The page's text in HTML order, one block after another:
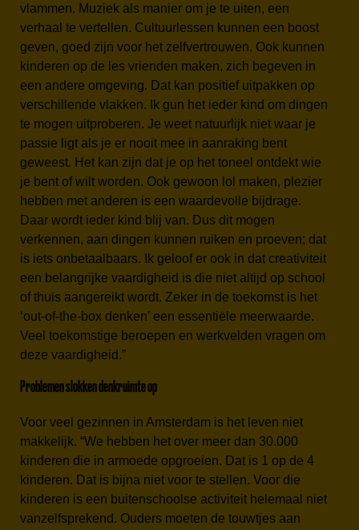
vlammen. Muziek als manier om je te uiten, een
verhaal te vertellen. Cultuurlessen kunnen een boost
geven, goed zijn voor het zelfvertrouwen. Ook kunnen
kinderen op de les vrienden maken, zich begeven in
een andere omgeving. Dat kan positief uitpakken op
verschillende vlakken. Ik gun het ieder kind om dingen
te mogen uitproberen. Je weet natuurlijk niet waar je
passie ligt als je er nooit mee in aanraking bent
geweest. Het kan zijn dat je op het toneel ontdekt wie
je bent of wilt worden. Ook gewoon lol maken, plezier
hebben met anderen is een waardevolle bijdrage.
Daar wordt ieder kind blij van. Dus dit mogen
verkennen, aan dingen kunnen ruiken en proeven; dat
is iets onbetaalbaars. Ik geloof er ook in dat creativiteit
een belangrijke vaardigheid is die niet altijd op school
of thuis aangereikt wordt. Zeker in de toekomst is het
‘out-of-the-box denken’ een essentiële meerwaarde.
Veel toekomstige beroepen en werkvelden vragen om
deze vaardigheid.”
Problemen slokken denkruimte op
Voor veel gezinnen in Amsterdam is het leven niet
makkelijk. “We hebben het over meer dan 30.000
kinderen die in armoede opgroeien. Dat is 1 op de 4
kinderen. Dat is bijna niet voor te stellen. Voor die
kinderen is een buitenschoolse activiteit helemaal niet
vanzelfsprekend. Ouders moeten de touwtjes aan